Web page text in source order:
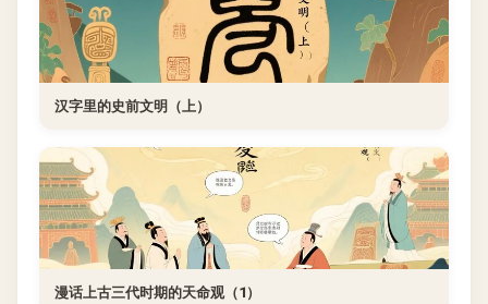
汉字里的史前文明（上）
漫话上古三代时期的天命观（1）